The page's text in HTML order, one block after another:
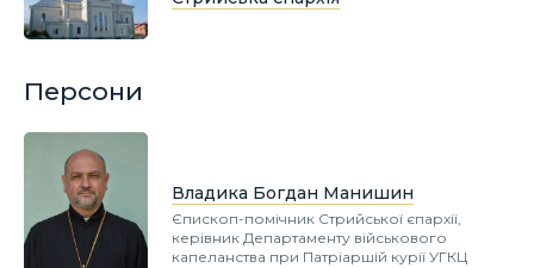
Персони
Владика Богдан Манишин
Єпископ-помічник Стрийської єпархії,
керівник Департаменту військового
капеланства при Патріаршій курії УГКЦ